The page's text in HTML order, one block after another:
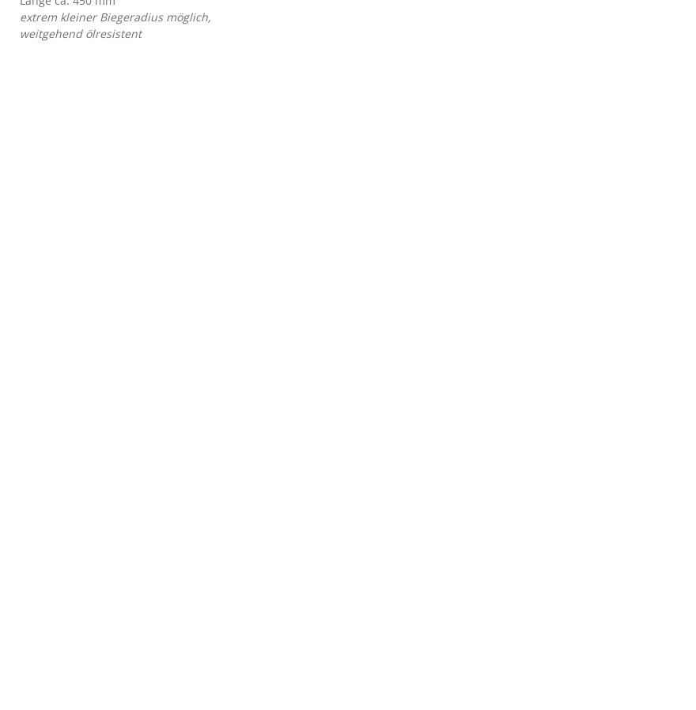
extrem kleiner Biegeradius möglich,
weitgehend ölresistent